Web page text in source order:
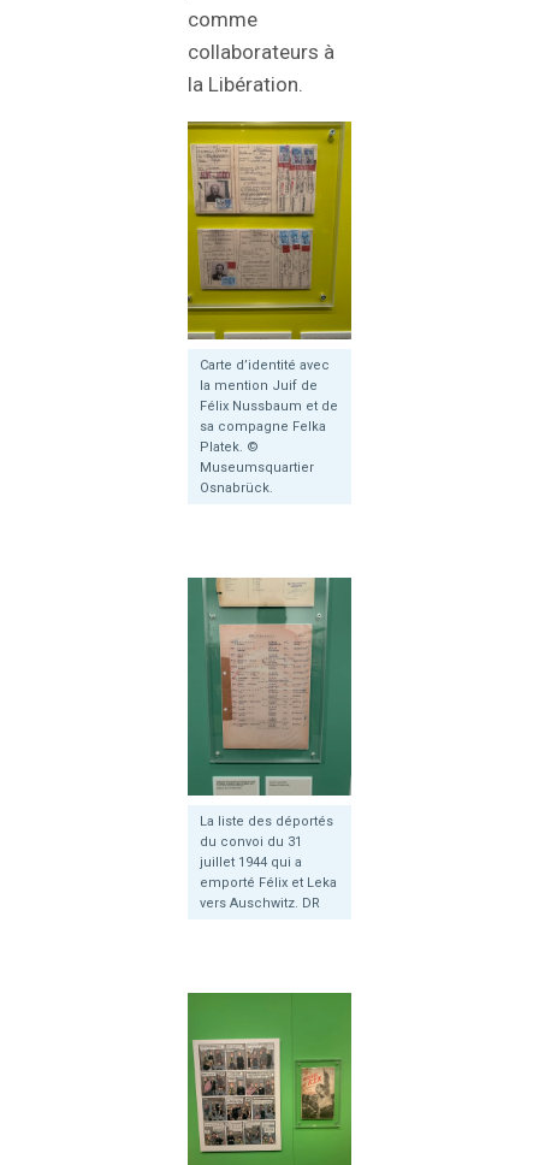
comme
collaborateurs à
la Libération.
Carte d’identité avec
la mention Juif de
Félix Nussbaum et de
sa compagne Felka
Platek. ©
Museumsquartier
Osnabrück.
La liste des déportés
du convoi du 31
juillet 1944 qui a
emporté Félix et Leka
vers Auschwitz. DR